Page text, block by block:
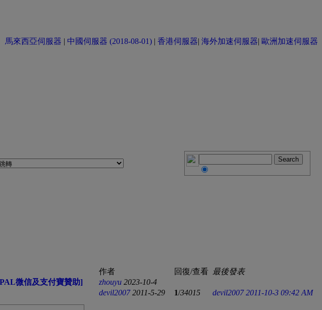
馬來西亞伺服器 | 中國伺服器 (2018-08-01) | 香港伺服器| 海外加速伺服器| 歐洲加速伺服器
作者 回復/查看 最後發表
微信及支付寶贊助] zhouyu 2023-10-4
devil2007 2011-5-29 1/34015 devil2007 2011-10-3 09:42 AM